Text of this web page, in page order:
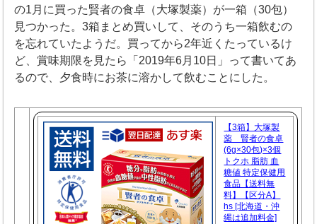
の1月に買った賢者の食卓（大塚製薬）が一箱（30包）
見つかった。3箱まとめ買いして、そのうち一箱飲むの
を忘れていたようだ。買ってから2年近くたっているけ
ど、賞味期限を見たら「2019年6月10日」って書いてあ
るので、夕食時にお茶に溶かして飲むことにした。
【3箱】大塚製
薬 賢者の食卓
(6g×30包)×3個
トクホ 脂肪 血
糖値 特定保健用
食品【送料無
料】【区分A】
hs [北海道・沖
縄は追加料金]